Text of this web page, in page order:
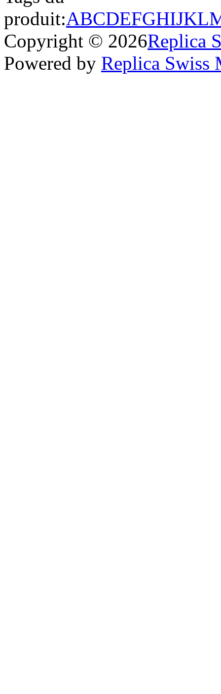
produit:ABCDEFGHIJKL
Copyright © 2026Replica
Powered by Replica Swiss